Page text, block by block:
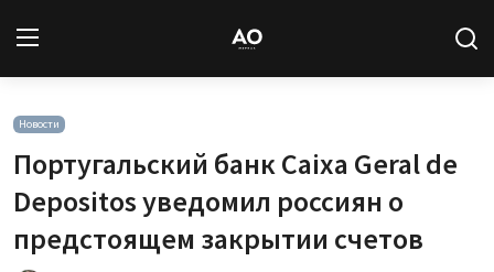
Новости
Статьи
Новости
Португальский банк Caixa Geral de
Depositos уведомил россиян о
предстоящем закрытии счетов